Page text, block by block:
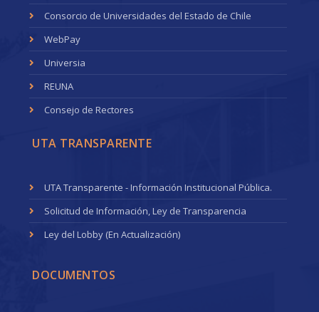
Consorcio de Universidades del Estado de Chile
WebPay
Universia
REUNA
Consejo de Rectores
UTA TRANSPARENTE
UTA Transparente - Información Institucional Pública.
Solicitud de Información, Ley de Transparencia
Ley del Lobby (En Actualización)
DOCUMENTOS